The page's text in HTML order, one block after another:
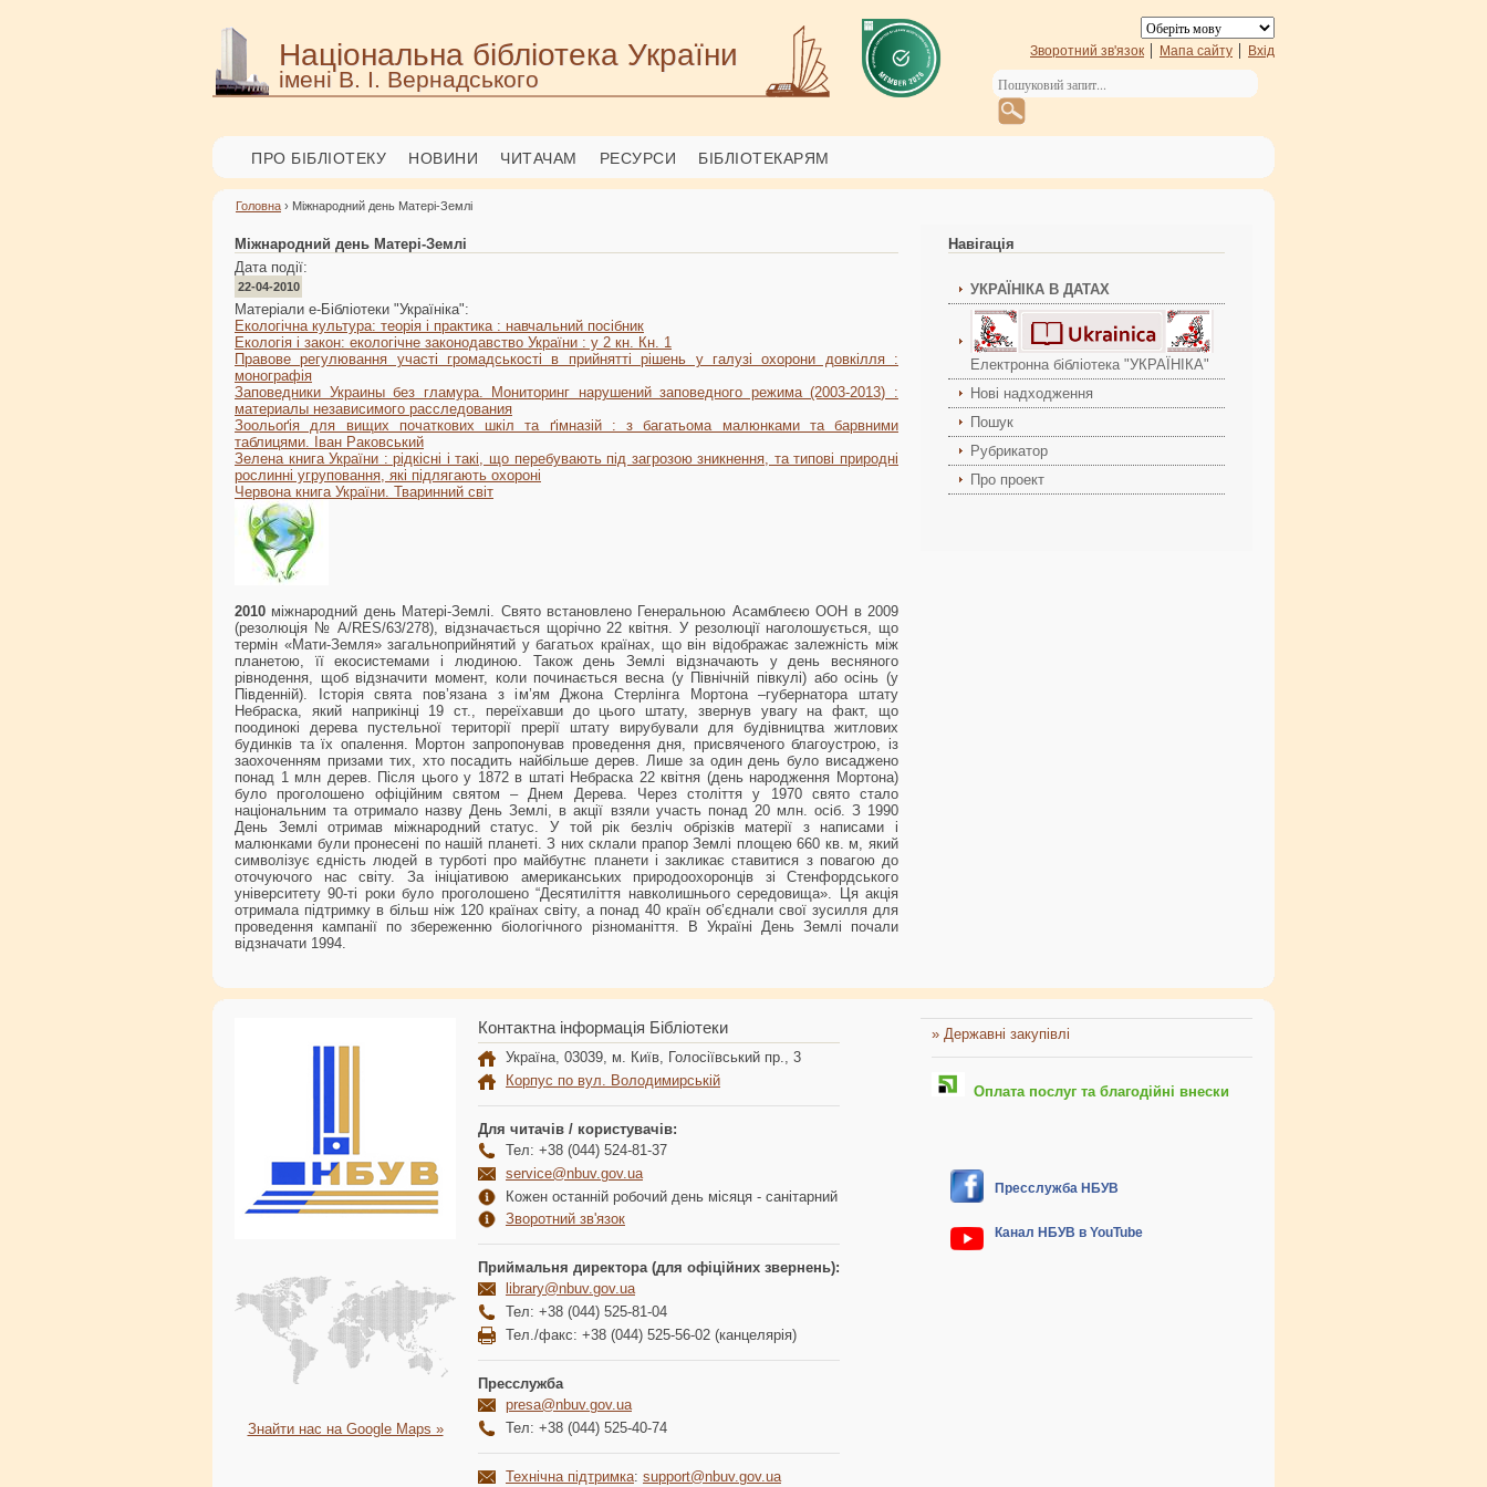
Національна бібліотека України
імені В. І. Вернадського
Зворотний зв'язок Мапа сайту Вхід
ПРО БІБЛІОТЕКУ НОВИНИ ЧИТАЧАМ РЕСУРСИ БІБЛІОТЕКАРЯМ
Головна › Міжнародний день Матері-Землі
Міжнародний день Матері-Землі
Дата події:
22-04-2010
Матеріали е-Бібліотеки "Україніка":
Екологічна культура: теорія і практика : навчальний посібник
Екологія і закон: екологічне законодавство України : у 2 кн. Кн. 1
Правове регулювання участі громадськості в прийнятті рішень у галузі охорони довкілля :
монографія
Заповедники Украины без гламура. Мониторинг нарушений заповедного режима (2003-2013) :
материалы независимого расследования
Зоольоґія для вищих початкових шкіл та ґімназій : з багатьома малюнками та барвними
таблицями. Іван Раковський
Зелена книга України : рідкісні і такі, що перебувають під загрозою зникнення, та типові природні
рослинні угруповання, які підлягають охороні
Червона книга України. Тваринний світ
2010 міжнародний день Матері-Землі. Свято встановлено Генеральною Асамблеєю ООН в 2009
(резолюція № A/RES/63/278), відзначається щорічно 22 квітня. У резолюції наголошується, що
термін «Мати-Земля» загальноприйнятий у багатьох країнах, що він відображає залежність між
планетою, її екосистемами і людиною. Також день Землі відзначають у день весняного
рівнодення, щоб відзначити момент, коли починається весна (у Північній півкулі) або осінь (у
Південній). Історія свята пов’язана з ім’ям Джона Стерлінга Мортона –губернатора штату
Небраска, який наприкінці 19 ст., переїхавши до цього штату, звернув увагу на факт, що
поодинокі дерева пустельної території прерії штату вирубували для будівництва житлових
будинків та їх опалення. Мортон запропонував проведення дня, присвяченого благоустрою, із
заохоченням призами тих, хто посадить найбільше дерев. Лише за один день було висаджено
понад 1 млн дерев. Після цього у 1872 в штаті Небраска 22 квітня (день народження Мортона)
було проголошено офіційним святом – Днем Дерева. Через століття у 1970 свято стало
національним та отримало назву День Землі, в акції взяли участь понад 20 млн. осіб. З 1990
День Землі отримав міжнародний статус. У той рік безліч обрізків матерії з написами і
малюнками були пронесені по нашій планеті. З них склали прапор Землі площею 660 кв. м, який
символізує єдність людей в турботі про майбутнє планети і закликає ставитися з повагою до
оточуючого нас світу. За ініціативою американських природоохоронців зі Стенфордського
університету 90-ті роки було проголошено “Десятиліття навколишнього середовища». Ця акція
отримала підтримку в більш ніж 120 країнах світу, а понад 40 країн об’єднали свої зусилля для
проведення кампанії по збереженню біологічного різноманіття. В Україні День Землі почали
відзначати 1994.
Навігація
УКРАЇНІКА В ДАТАХ
Електронна бібліотека "УКРАЇНІКА"
Нові надходження
Пошук
Рубрикатор
Про проект
Знайти нас на Google Maps »
Контактна інформація Бібліотеки
Україна, 03039, м. Київ, Голосіївський пр., 3
Корпус по вул. Володимирській
Для читачів / користувачів:
Тел: +38 (044) 524-81-37
service@nbuv.gov.ua
Кожен останній робочий день місяця - санітарний
Зворотний зв'язок
Приймальня директора (для офіційних звернень):
library@nbuv.gov.ua
Тел: +38 (044) 525-81-04
Тел./факс: +38 (044) 525-56-02 (канцелярія)
Пресслужба
presa@nbuv.gov.ua
Тел: +38 (044) 525-40-74
Технічна підтримка: support@nbuv.gov.ua
» Державні закупівлі
Оплата послуг та благодійні внески
Пресслужба НБУВ
Канал НБУВ в YouTube